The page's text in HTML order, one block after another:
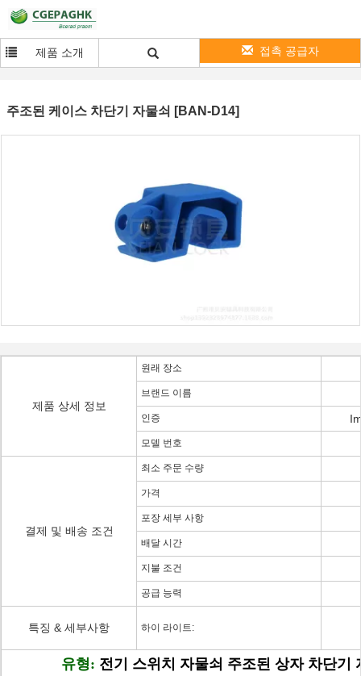
제품 소개 접촉 공급자
주조된 케이스 차단기 자물쇠 [BAN-D14]
제품 상세 정보
원래 장소
브랜드 이름
인증
모델 번호
결제 및 배송 조건
최소 주문 수량
가격
포장 세부 사항
배달 시간
지불 조건
공급 능력
특징 & 세부사항 하이 라이트:
유형: 전기 스위치 자물쇠 주조된 상자 차단기